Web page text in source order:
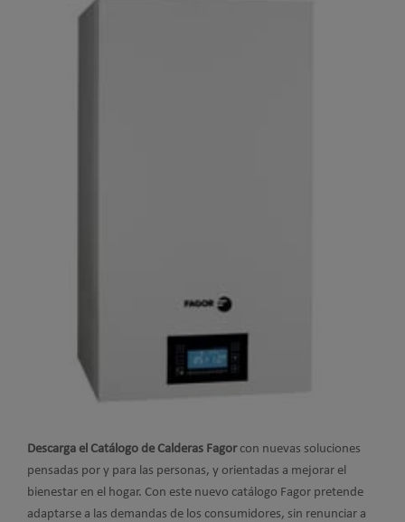
Descarga el Catálogo de Calderas Fagorcon nuevas soluciones
pensadas por y para las personas, y orientadas a mejorar el
bienestar en el hogar. Con este nuevo catálogo Fagor pretende
adaptarse a las demandas de los consumidores, sin renunciar a